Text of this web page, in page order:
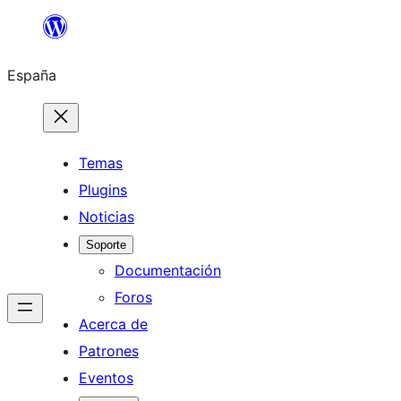
Saltar
contenido
España
Temas
Plugins
Noticias
Soporte
Documentación
Foros
Acerca de
Patrones
Eventos